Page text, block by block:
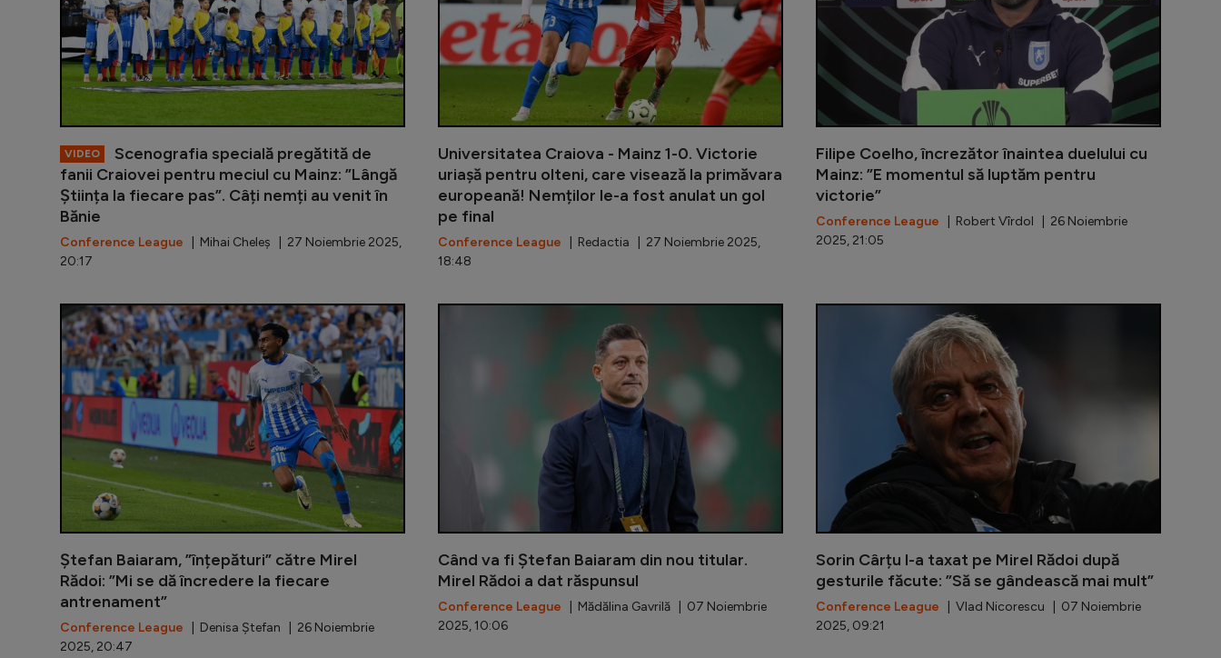
VIDEO
Scenografia specială pregătită de
fanii Craiovei pentru meciul cu Mainz: ”Lângă
Știința la fiecare pas”. Câți nemți au venit în
Bănie
Conference League | Mihai Cheleș | 27 Noiembrie 2025,
20:17
Universitatea Craiova - Mainz 1-0. Victorie
uriașă pentru olteni, care visează la primăvara
europeană! Nemților le-a fost anulat un gol
pe final
Conference League | Redactia | 27 Noiembrie 2025,
18:48
Filipe Coelho, încrezător înaintea duelului cu
Mainz: ”E momentul să luptăm pentru
victorie”
Conference League | Robert Vîrdol | 26 Noiembrie
2025, 21:05
Ștefan Baiaram, ”înțepături” către Mirel
Rădoi: ”Mi se dă încredere la fiecare
antrenament”
Conference League | Denisa Ștefan | 26 Noiembrie
2025, 20:47
Ștefan Baiaram, ”înțepături” către Mirel Rădoi: ”Mi se dă
Când va fi Ștefan Baiaram din nou titular.
Mirel Rădoi a dat răspunsul
Conference League | Mădălina Gavrilă | 07 Noiembrie
2025, 10:06
Sorin Cârțu l-a taxat pe Mirel Rădoi după
gesturile făcute: ”Să se gândească mai mult”
Conference League | Vlad Nicorescu | 07 Noiembrie
2025, 09:21